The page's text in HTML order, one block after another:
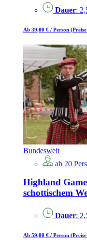
Dauer:
Ab 39,00 € / Person
Bundesweit
ab 20
Highland
schottischem
Dauer:
Ab 59,00 € / Person